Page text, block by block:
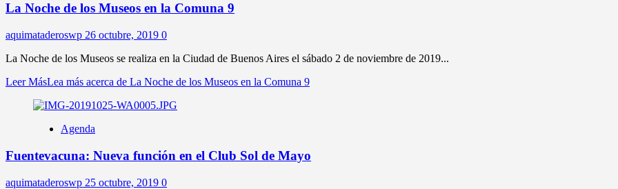
La Noche de los Museos en la Comuna 9
aquimataderoswp 26 octubre, 2019 0
La Noche de los Museos se realiza en la Ciudad de Buenos Aires el sábado 2 de noviembre de 2019...
Leer MásLea más acerca de La Noche de los Museos en la Comuna 9
Agenda
Fuentevacuna: Nueva función en el Club Sol de Mayo
aquimataderoswp 25 octubre, 2019 0